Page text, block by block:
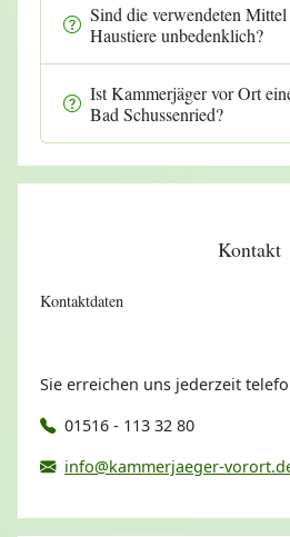
Sind die verwendeten
Haustiere unbedenklich?
Ist Kammerjäger vor Ort
Bad Schussenried?
Kontakt
Kontaktdaten
Sie erreichen uns jederzeit
01516 - 113 32 80
info@kammerjaeger-